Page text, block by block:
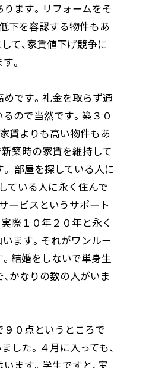
ます。リフォームをそ
下を容認する物件もあ
て、家賃値下げ競争に
。
です。礼金を取らず通
ので当然です。築３０
賃よりも高い物件もあ
築時の家賃を維持して
部屋を探している人に
ている人に永く住んで
ービスというサポート
際１０年２０年と永く
ます。それがワンルー
結婚をしないで単身生
かなりの数の人がいま
０点というところで
した。４月に入っても、